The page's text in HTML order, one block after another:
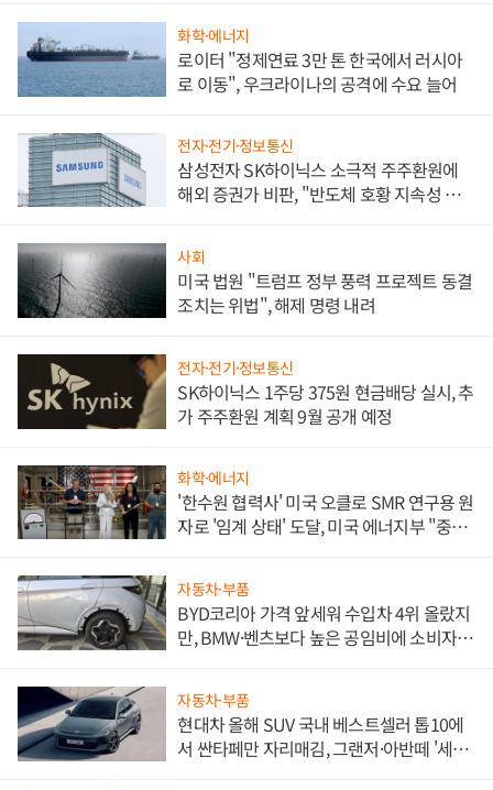
화학·에너지
로이터 "정제연료 3만 톤 한국에서 러시아
로 이동", 우크라이나의 공격에 수요 늘어
전자·전기·정보통신
삼성전자 SK하이닉스 소극적 주주환원에
해외 증권가 비판, "반도체 호황 지속성 의
사회
미국 법원 "트럼프 정부 풍력 프로젝트 동결
조치는 위법", 해제 명령 내려
전자·전기·정보통신
SK하이닉스 1주당 375원 현금배당 실시, 추
가 주주환원 계획 9월 공개 예정
화학·에너지
'한수원 협력사' 미국 오클로 SMR 연구용 원
자로 '임계 상태' 도달, 미국 에너지부 "중요
자동차·부품
BYD코리아 가격 앞세워 수입차 4위 올랐지
만, BMW·벤츠보다 높은 공임비에 소비자
자동차·부품
현대차 올해 SUV 국내 베스트셀러 톱10에
서 싼타페만 자리매김, 그랜저·아반떼 '세단